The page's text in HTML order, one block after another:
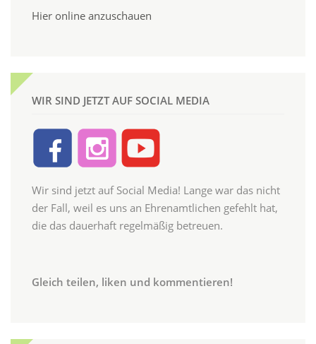
Hier online anzuschauen
WIR SIND JETZT AUF SOCIAL MEDIA
Wir sind jetzt auf Social Media! Lange war das nicht
der Fall, weil es uns an Ehrenamtlichen gefehlt hat,
die das dauerhaft regelmäßig betreuen.
Gleich teilen, liken und kommentieren!